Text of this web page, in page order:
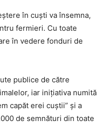
în cuști va însemna,
fermieri. Cu toate
în vedere fonduri de
publice de către
iar iniţiativa numită
capăt erei cuștii” și a
de semnături din toate